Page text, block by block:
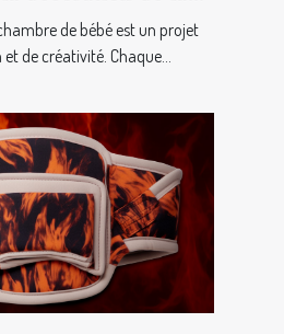
de bébé est un projet
de créativité. Chaque...